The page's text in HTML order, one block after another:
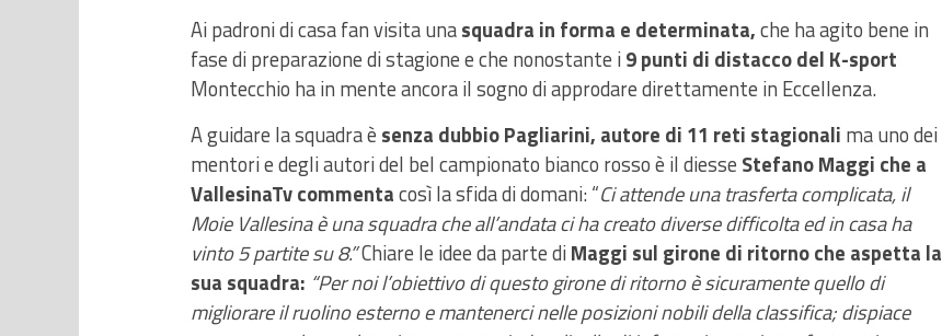
Ai padroni di casa fan visita unasquadra in forma e determinata,che ha agito bene in
fase di preparazione di stagione e che nonostante i9 punti di distacco del K-sport
Montecchio ha in mente ancora il sogno di approdare direttamente in Eccellenza.
A guidare la squadra è senza dubbio Pagliarini, autore di 11 reti stagionali ma uno dei
mentori e degli autori del bel campionato bianco rosso è il diesse Stefano Maggi che a
VallesinaTv commentacosì la sfida di domani: “Ci attende una trasferta complicata, il
Moie Vallesina è una squadra che all’andata ci ha creato diverse difficolta ed in casa ha
vinto 5 partite su 8.”Chiare le idee da parte diMaggi sul girone di ritorno che aspetta la
sua squadra: “Per noi l’obiettivo di questo girone di ritorno è sicuramente quello di
migliorare il ruolino esterno e mantenerci nelle posizioni nobili della classifica; dispiace